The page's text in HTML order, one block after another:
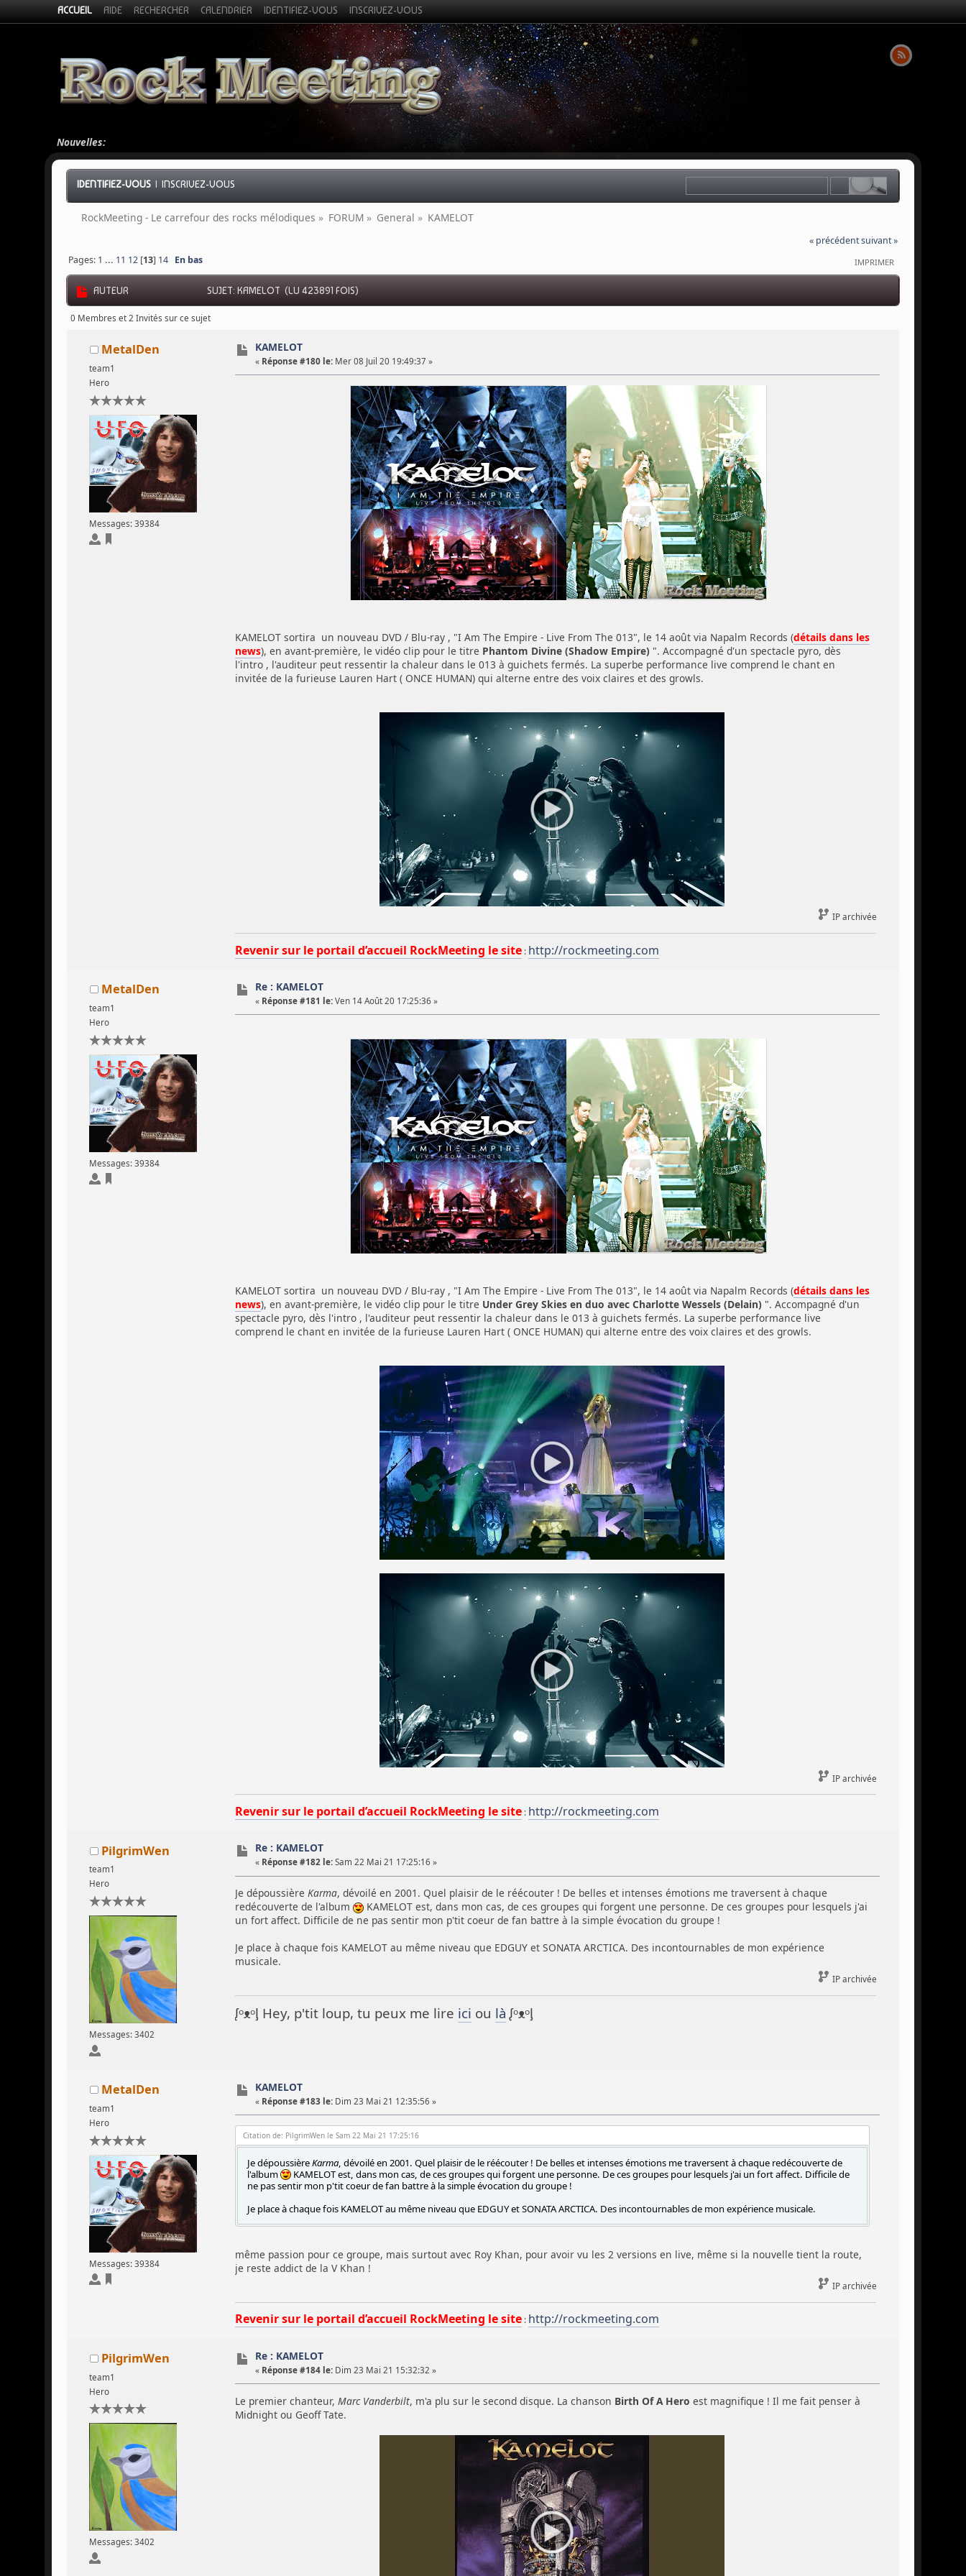
ACCUEIL AIDE RECHERCHER CALENDRIER IDENTIFIEZ-VOUS INSCRIVEZ-VOUS
Nouvelles:
IDENTIFIEZ-VOUS |INSCRIVEZ-VOUS
RockMeeting - Le carrefour des rocks mélodiques » FORUM » General » KAMELOT
« précédentsuivant »
IMPRIMER
Pages: 1 ... 11 12 [13] 14 En bas
AUTEUR SUJET: KAMELOT (LU 423891 FOIS)
0 Membres et 2 Invités sur ce sujet
MetalDen
team1
Hero
Messages: 39384
KAMELOT
« Réponse #180 le: Mer 08 Juil 20 19:49:37 »
KAMELOT sortira un nouveau DVD / Blu-ray , "I Am The Empire - Live From The 013", le 14 août via Napalm Records (détails dans les
news), en avant-première, le vidéo clip pour le titre Phantom Divine (Shadow Empire) ". Accompagné d'un spectacle pyro, dès
l'intro , l'auditeur peut ressentir la chaleur dans le 013 à guichets fermés. La superbe performance live comprend le chant en
invitée de la furieuse Lauren Hart ( ONCE HUMAN) qui alterne entre des voix claires et des growls.
IP archivée
Revenir sur le portail d’accueil RockMeeting le site: http://rockmeeting.com
MetalDen
team1
Hero
Messages: 39384
Re : KAMELOT
« Réponse #181 le: Ven 14 Août 20 17:25:36 »
KAMELOT sortira un nouveau DVD / Blu-ray , "I Am The Empire - Live From The 013", le 14 août via Napalm Records (détails dans les
news), en avant-première, le vidéo clip pour le titre Under Grey Skies en duo avec Charlotte Wessels (Delain) ". Accompagné d'un
spectacle pyro, dès l'intro , l'auditeur peut ressentir la chaleur dans le 013 à guichets fermés. La superbe performance live
comprend le chant en invitée de la furieuse Lauren Hart ( ONCE HUMAN) qui alterne entre des voix claires et des growls.
IP archivée
Revenir sur le portail d’accueil RockMeeting le site: http://rockmeeting.com
PilgrimWen
team1
Hero
Messages: 3402
Re : KAMELOT
« Réponse #182 le: Sam 22 Mai 21 17:25:16 »
Je dépoussière Karma, dévoilé en 2001. Quel plaisir de le réécouter ! De belles et intenses émotions me traversent à chaque
redécouverte de l'album
KAMELOT est, dans mon cas, de ces groupes qui forgent une personne. De ces groupes pour lesquels j'ai
un fort affect. Difficile de ne pas sentir mon p'tit coeur de fan battre à la simple évocation du groupe !
Je place à chaque fois KAMELOT au même niveau que EDGUY et SONATA ARCTICA. Des incontournables de mon expérience
musicale.
IP archivée
ᶘᵒᴥᵒᶅ Hey, p'tit loup, tu peux me lire ici ou là ᶘᵒᴥᵒᶅ
MetalDen
team1
Hero
Messages: 39384
KAMELOT
« Réponse #183 le: Dim 23 Mai 21 12:35:56 »
Citation de: PilgrimWen le Sam 22 Mai 21 17:25:16
Je dépoussièreKarma, dévoilé en 2001. Quel plaisir de le réécouter ! De belles et intenses émotions me traversent à chaque redécouverte de
l'album
KAMELOT est, dans mon cas, de ces groupes qui forgent une personne. De ces groupes pour lesquels j'ai un fort affect. Difficile de
ne pas sentir mon p'tit coeur de fan battre à la simple évocation du groupe !
Je place à chaque fois KAMELOT au même niveau que EDGUY et SONATA ARCTICA. Des incontournables de mon expérience musicale.
même passion pour ce groupe, mais surtout avec Roy Khan, pour avoir vu les 2 versions en live, même si la nouvelle tient la route,
je reste addict de la V Khan !
IP archivée
Revenir sur le portail d’accueil RockMeeting le site: http://rockmeeting.com
PilgrimWen
team1
Hero
Messages: 3402
Re : KAMELOT
« Réponse #184 le: Dim 23 Mai 21 15:32:32 »
Le premier chanteur, Marc Vanderbilt, m'a plu sur le second disque. La chanson Birth Of A Hero est magnifique ! Il me fait penser à
Midnight ou Geoff Tate.